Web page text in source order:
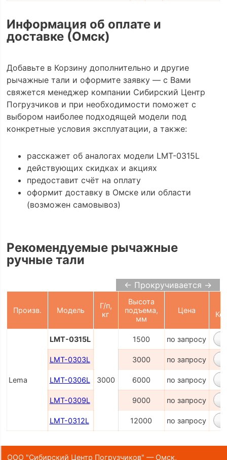
Информация об оплате и
доставке (Омск)
Добавьте в Корзину дополнительно и другие
рычажные тали и оформите заявку — с Вами
свяжется менеджер компании Сибирский Центр
Погрузчиков и при необходимости поможет с
выбором наиболее подходящей модели под
конкретные условия эксплуатации, а также:
расскажет об аналогах модели LMT-0315L
действующих скидках и акциях
предоставит счёт на оплату
оформит доставку в Омске или области
(возможен самовывоз)
Рекомендуемые рычажные
ручные тали
← Прокручивается →
Произв. Модель
Г/п,
кг
Высота
подъема,
мм
Цена
Lema
LMT-0315L
3000
1500 по запросу
LMT-0303L 3000 по запросу
LMT-0306L 6000 по запросу
LMT-0309L 9000 по запросу
LMT-0312L 12000 по запросу
ООО "Сибирский Центр Погрузчиков" — Омск,